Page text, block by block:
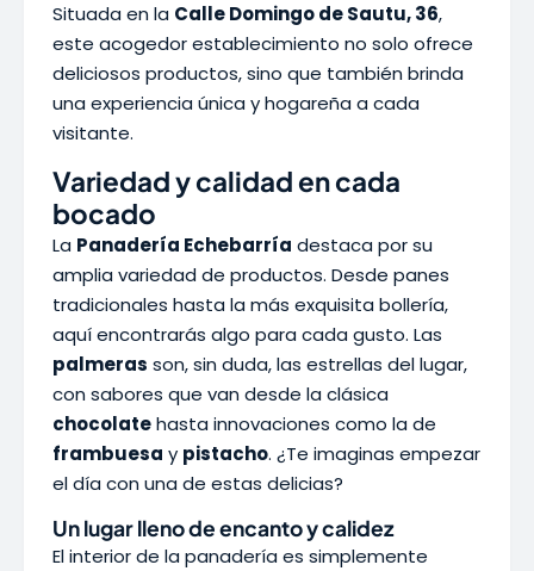
Situada en la Calle Domingo de Sautu, 36,
este acogedor establecimiento no solo ofrece
deliciosos productos, sino que también brinda
una experiencia única y hogareña a cada
visitante.
Variedad y calidad en cada
bocado
La Panadería Echebarría destaca por su
amplia variedad de productos. Desde panes
tradicionales hasta la más exquisita bollería,
aquí encontrarás algo para cada gusto. Las
palmeras son, sin duda, las estrellas del lugar,
con sabores que van desde la clásica
chocolatehasta innovaciones como la de
frambuesa y pistacho. ¿Te imaginas empezar
el día con una de estas delicias?
Un lugar lleno de encanto y calidez
El interior de la panadería es simplemente